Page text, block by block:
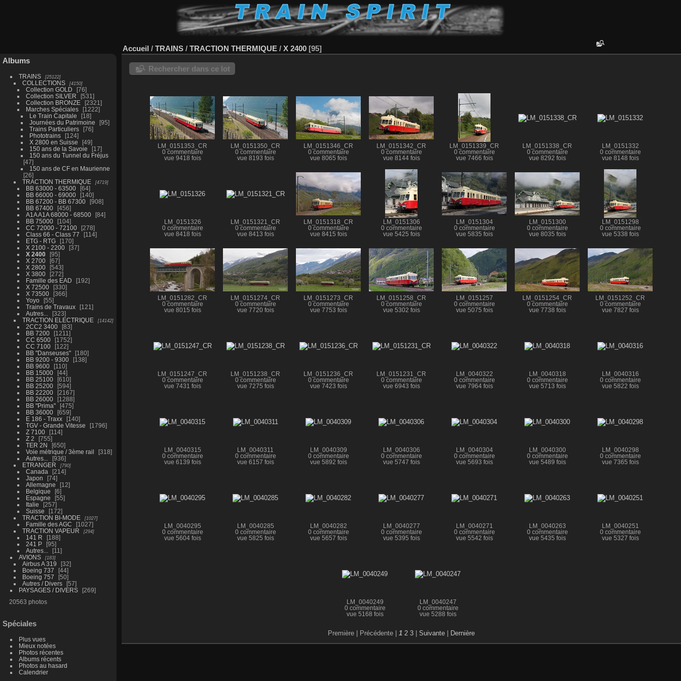
Albums
TRAINS 25122
COLLECTIONS 4150
Collection GOLD
76
Collection SILVER
531
Collection BRONZE
2321
Marches Spéciales
1222
Le Train Capitale
18
Journées du Patrimoine
95
Trains Particuliers
76
Phototrains
124
X 2800 en Suisse
49
150 ans de la Savoie
17
150 ans du Tunnel du Fréjus
47
150 ans de CF en Maurienne
26
TRACTION THERMIQUE
4719
BB 63000 - 63500
64
BB 66000 - 69000
140
BB 67200 - BB 67300
908
BB 67400
456
A1A A1A 68000 - 68500
84
BB 75000
104
CC 72000 - 72100
278
Class 66 - Class 77
114
ETG - RTG
170
X 2100 - 2200
37
X 2400
95
X 2700
67
X 2800
543
X 3800
272
Famille des EAD
192
X 72500
330
X 73500
366
Yoyo
55
Trains de Travaux
121
Autres...
323
TRACTION ELECTRIQUE
14142
2CC2 3400
83
BB 7200
1211
CC 6500
1752
CC 7100
122
BB "Danseuses"
180
BB 9200 - 9300
138
BB 9600
110
BB 15000
44
BB 25100
610
BB 25200
594
BB 22200
2167
BB 26000
1288
BB "Prima"
475
BB 36000
659
E 186 - Traxx
140
TGV - Grande Vitesse
1796
Z 7100
114
Z 2
755
TER 2N
650
Voie métrique / 3ème rail
318
Autres...
936
ETRANGER
790
Canada
214
Japon
74
Allemagne
12
Belgique
6
Espagne
55
Italie
257
Suisse
172
TRACTION BI-MODE
1027
Famille des AGC
1027
TRACTION VAPEUR
294
141 R
188
241 P
95
Autres...
11
AVIONS
183
Airbus A 319
32
Boeing 737
44
Boeing 757
50
Autres / Divers
57
PAYSAGES / DIVERS
269
20563 photos
Spéciales
Plus vues
Mieux notées
Photos récentes
Albums récents
Photos au hasard
Calendrier
Accueil / TRAINS / TRACTION THERMIQUE / X 2400 95
Rechercher dans ce lot
LM_0151353_CR
0 commentaire
vue 9418 fois
LM_0151350_CR
0 commentaire
vue 8193 fois
LM_0151346_CR
0 commentaire
vue 8065 fois
LM_0151342_CR
0 commentaire
vue 8144 fois
LM_0151339_CR
0 commentaire
vue 7466 fois
LM_0151338_CR
0 commentaire
vue 8292 fois
LM_0151332
0 commentaire
vue 8148 fois
LM_0151326
0 commentaire
vue 8418 fois
LM_0151321_CR
0 commentaire
vue 8413 fois
LM_0151318_CR
0 commentaire
vue 8415 fois
LM_0151306
0 commentaire
vue 5425 fois
LM_0151304
0 commentaire
vue 5835 fois
LM_0151300
0 commentaire
vue 8035 fois
LM_0151298
0 commentaire
vue 5338 fois
LM_0151282_CR
0 commentaire
vue 8015 fois
LM_0151274_CR
0 commentaire
vue 7720 fois
LM_0151273_CR
0 commentaire
vue 7753 fois
LM_0151258_CR
0 commentaire
vue 5302 fois
LM_0151257
0 commentaire
vue 5075 fois
LM_0151254_CR
0 commentaire
vue 7738 fois
LM_0151252_CR
0 commentaire
vue 7827 fois
LM_0151247_CR
0 commentaire
vue 7431 fois
LM_0151238_CR
0 commentaire
vue 7275 fois
LM_0151236_CR
0 commentaire
vue 7423 fois
LM_0151231_CR
0 commentaire
vue 6943 fois
LM_0040322
0 commentaire
vue 7964 fois
LM_0040318
0 commentaire
vue 5713 fois
LM_0040316
0 commentaire
vue 5822 fois
LM_0040315
0 commentaire
vue 6139 fois
LM_0040311
0 commentaire
vue 6157 fois
LM_0040309
0 commentaire
vue 5892 fois
LM_0040306
0 commentaire
vue 5747 fois
LM_0040304
0 commentaire
vue 5693 fois
LM_0040300
0 commentaire
vue 5489 fois
LM_0040298
0 commentaire
vue 7365 fois
LM_0040295
0 commentaire
vue 5604 fois
LM_0040285
0 commentaire
vue 5825 fois
LM_0040282
0 commentaire
vue 5657 fois
LM_0040277
0 commentaire
vue 5395 fois
LM_0040271
0 commentaire
vue 5542 fois
LM_0040263
0 commentaire
vue 5435 fois
LM_0040251
0 commentaire
vue 5327 fois
LM_0040249
0 commentaire
vue 5168 fois
LM_0040247
0 commentaire
vue 5288 fois
Première | Précédente | 1 2 3 | Suivante | Dernière